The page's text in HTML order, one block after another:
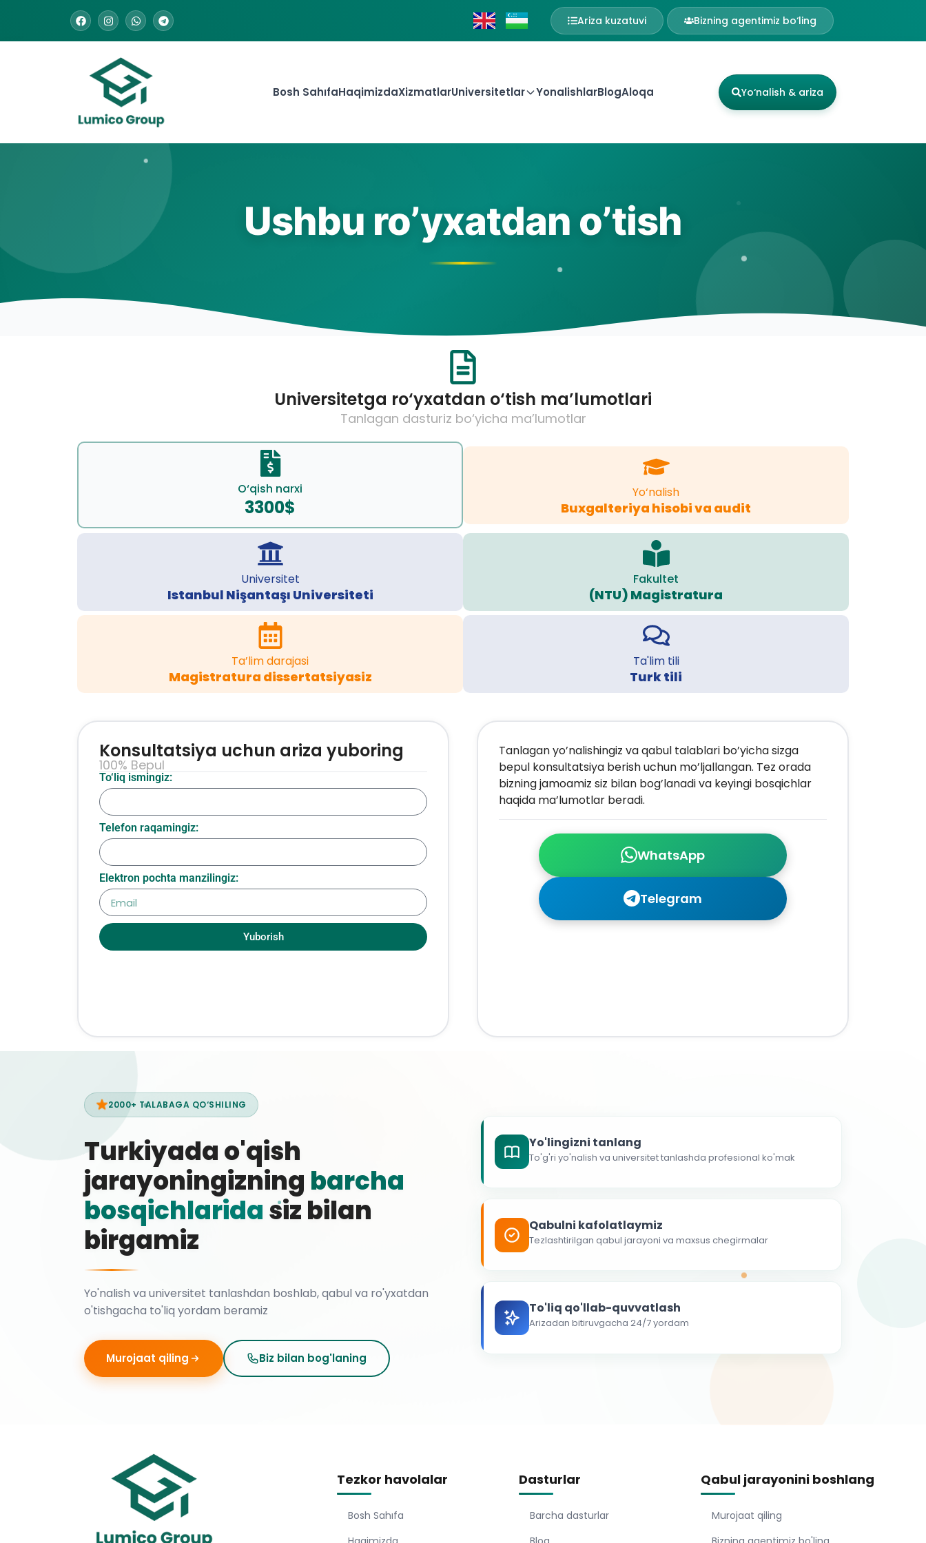
Ariza kuzatuvi Bizning agentimiz bo‘ling
Bosh SahıfaHaqimizdaXizmatlarUniversitetlar YonalishlarBlogAloqa Yo‘nalish & ariza
Ushbu ro’yxatdan o’tish
Universitetga ro‘yxatdan o‘tish ma’lumotlari
Tanlagan dasturiz bo‘yicha ma’lumotlar
O‘qish narxi
3300$
Yo‘nalish
Buxgalteriya hisobi va audit
Universitet
Istanbul Nişantaşı Universiteti
Fakultet
(NTU) Magistratura
Ta’lim darajasi
Magistratura dissertatsiyasiz
Ta'lim tili
Turk tili
WhatsApp
Telegram
Tanlagan yo’nalishingiz va qabul talablari bo’yicha sizga
bepul konsultatsiya berish uchun mo’ljallangan. Tez orada
bizning jamoamiz siz bilan bog’lanadi va keyingi bosqichlar
haqida ma’lumotlar beradi.
To‘liq ismingiz:
Telefon raqamingiz:
Elektron pochta manzilingiz:
Yuborish
Konsultatsiya uchun ariza yuboring
100% Bepul
2000+ TALABAGA QO‘SHILING
Turkiyada o'qish
jarayoningizning barcha
bosqichlaridasiz bilan
birgamiz
Yo'nalish va universitet tanlashdan boshlab, qabul va ro'yxatdan
o'tishgacha to'liq yordam beramiz
Murojaat qiling Biz bilan bog'laning
Yo'lingizni tanlang
To'g'ri yo'nalish va universitet tanlashda profesional ko'mak
Qabulni kafolatlaymiz
Tezlashtirilgan qabul jarayoni va maxsus chegirmalar
To'liq qo'llab-quvvatlash
Arizadan bitiruvgacha 24/7 yordam
Tezkor havolalar
Bosh Sahıfa
Dasturlar
Barcha dasturlar
Qabul jarayonini boshlang
Murojaat qiling